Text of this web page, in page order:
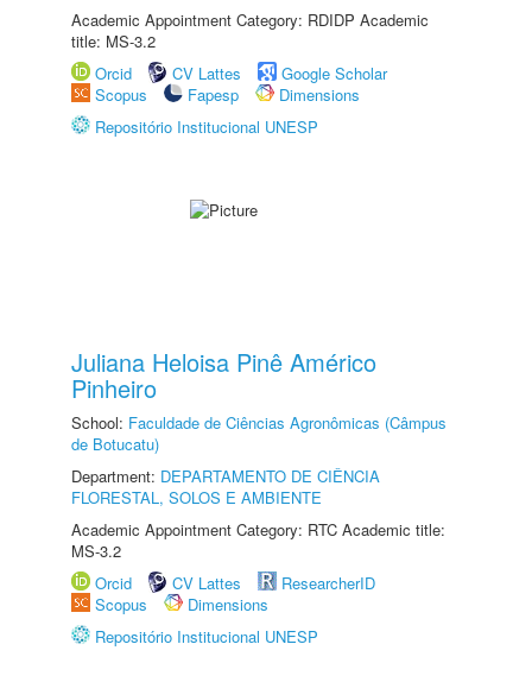
Academic Appointment Category: RDIDP Academic
title: MS-3.2
Orcid
CV Lattes
Google Scholar
Scopus
Fapesp
Dimensions
Repositório Institucional UNESP
Juliana Heloisa Pinê Américo
Pinheiro
School: Faculdade de Ciências Agronômicas (Câmpus
de Botucatu)
Department: DEPARTAMENTO DE CIÊNCIA
FLORESTAL, SOLOS E AMBIENTE
Academic Appointment Category: RTC Academic title:
MS-3.2
Orcid
CV Lattes
ResearcherID
Scopus
Dimensions
Repositório Institucional UNESP